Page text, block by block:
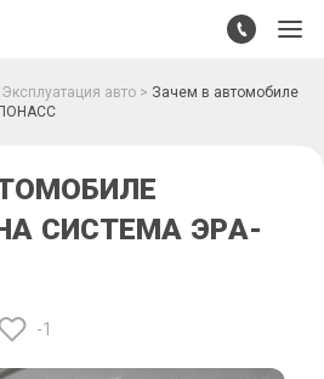
Эксплуатация авто
Зачем в автомобиле
СИСТЕМА ЭРА-
-1